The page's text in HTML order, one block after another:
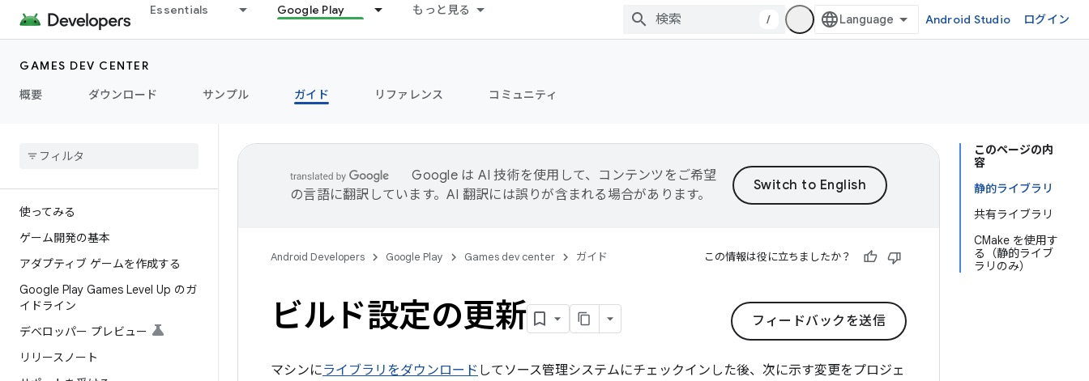
Essentials Google Play もっと見る
/ Android Studio ログイン
GAMES DEV CENTER
概要
ダウンロード サンプル ガイド リファレンス コミュニティ
使ってみる
ゲーム開発の基本
アダプティブ ゲームを作成する
Google Play Games Level Up のガ
イドライン
デベロッパー プレビュー
リリースノート
このページの内
容
静的ライブラリ
共有ライブラリ
CMake を使用す
る（静的ライブ
ラリのみ）
Google は AI 技術を使用して、コンテンツをご希望
の言語に翻訳しています。AI 翻訳には誤りが含まれる場合があります。
Android Developers Google Play Games dev center ガイド この情報は役に立ちましたか？
フィードバックを送信
ビルド設定の更新
マシンにライブラリをダウンロード してソース管理システムにチェックインした後、次に示す変更をプロジェ